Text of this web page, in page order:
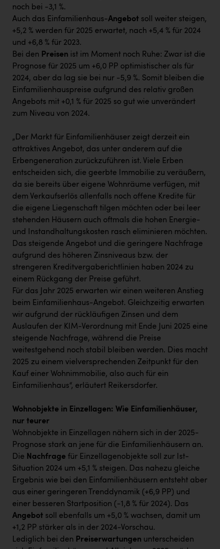
noch bei -3,1 %.
Auch das Einfamilienhaus-Angebot soll weiter steigen,
+5,2 % werden für 2025 erwartet, nach +5,4 % für 2024
und +6,8 % für 2023.
Bei den Preisen ist im Moment noch Ruhe: Zwar ist die
Prognose für 2025 um +6,0 PP optimistischer als für
2024, aber da lag sie bei nur -5,9 %. Somit bleiben die
Einfamilienhauspreise aufgrund des relativ großen
Angebots mit +0,1 % für 2025 so gut wie unverändert
zum Niveau von 2024.
„Der Markt für Einfamilienhäuser zeigt derzeit ein
attraktives Angebot, das unter anderem auf die
Erbengeneration zurückzuführen ist. Viele Erben
entscheiden sich, die geerbte Immobilie zu veräußern,
da sie bereits über eigene Wohnräume verfügen, mit
dem Verkaufserlös allenfalls noch offene Kredite für
die eigene Liegenschaft tilgen möchten oder bei leer
stehenden Häusern auch oftmals die hohen Energie-
und Instandhaltungskosten rasch eliminieren möchten.
Das steigende Angebot und die geringere Nachfrage
aufgrund des höheren Zinsniveaus bzw. der
strengeren Kreditvergaberichtlinien haben 2024 zu
einem Rückgang der Preise geführt.
Für das Jahr 2025 erwarten wir einen weiteren Anstieg
beim Einfamilienhaus-Angebot. Gleichzeitig erwarten
wir aufgrund der rückläufigen Zinsen und dem
Auslaufen der KIM-Verordnung mit Ende Juni 2025 eine
steigende Nachfrage, während die Preise
weitestgehend noch stabil bleiben werden. Dies macht
2025 zu einem vielversprechenden Zeitpunkt für den
Kauf einer Wohnimmobilie, also auch für ein
Einfamilienhaus“, erläutert Reikersdorfer.
Wohnobjekte in Einzellagen: Wie Einfamilienhäuser,
nur teurer
Wohnobjekte in Einzellagen nähern sich in der 2025-
Prognose stark an jene für die Einfamilienhäusern an.
Die Nachfrage für Einzellagenobjekte soll zur Ist-
Situation 2024 um +5,1 % steigen. Das nahezu gleiche
Ergebnis wie bei den Einfamilienhäusern entsteht aber
aus einer geringeren Trenddynamik (+6,9 PP) und
einer besseren Startposition (-1,8 % für 2024). Das
Angebot soll ebenfalls um +5,0 % wachsen, damit um
+1,2 PP stärker als in der 2024-Vorschau.
Lediglich bei den Preiserwartungen unterscheiden